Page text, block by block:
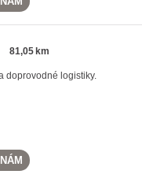
81,05 km
doprovodné logistiky.